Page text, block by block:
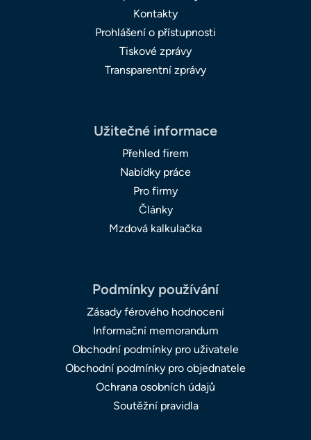
Kontakty
Prohlášení o přístupnosti
Tiskové zprávy
Transparentní zprávy
Užitečné informace
Přehled firem
Nabídky práce
Pro firmy
Články
Mzdová kalkulačka
Podmínky používání
Zásady férového hodnocení
Informační memorandum
Obchodní podmínky pro uživatele
Obchodní podmínky pro objednatele
Ochrana osobních údajů
Soutěžní pravidla